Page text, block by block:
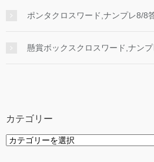
ポンタクロスワード,ナンプレ8/8
懸賞ボックスクロスワード,ナンプ
カテゴリー
カ